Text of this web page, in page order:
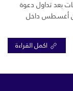
بعد تداول دعوة
أغسطس داخل
اكمل القراءة